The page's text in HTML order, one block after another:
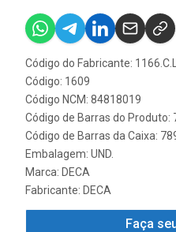
Código do Fabricante:
Código: 1609
Código NCM: 84818019
Código de Barras do Produto:
Código de Barras da Caixa:
Embalagem: UND.
Marca: DECA
Fabricante: DECA
Faça